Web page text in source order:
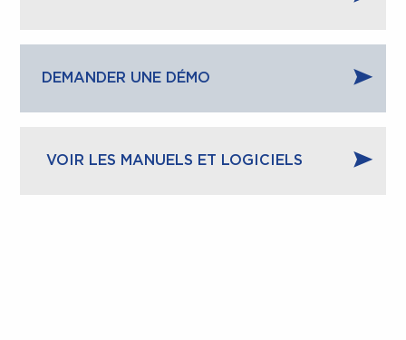
DEMANDER UNE DÉMO
VOIR LES MANUELS ET LOGICIELS
CLOSE.